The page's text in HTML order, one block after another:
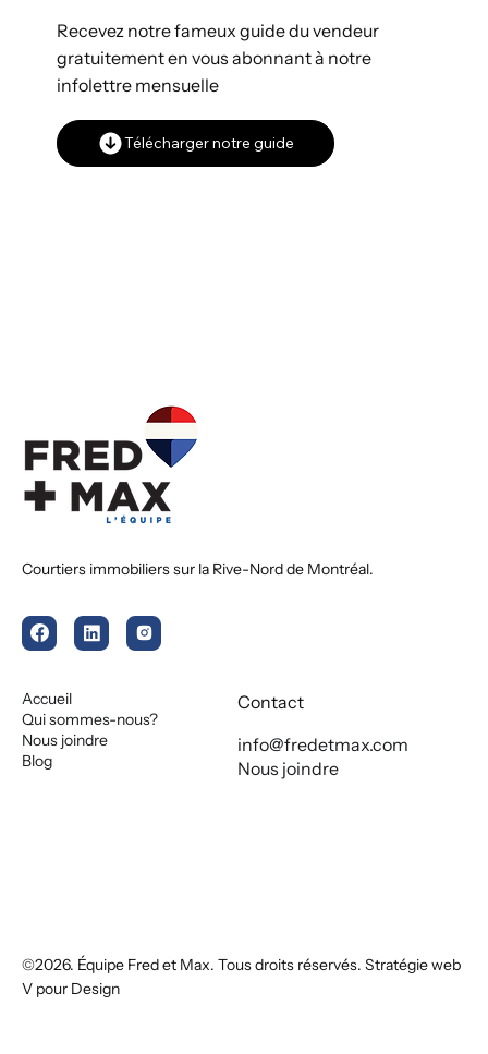
Recevez notre fameux guide du vendeur
gratuitement en vous abonnant à notre
infolettre mensuelle
Télécharger notre guide
Courtiers immobiliers sur la Rive-Nord de Montréal.
Contact
info@fredetmax.com
Nous joindre
Accueil
Qui sommes-nous?
Nous joindre
Blog
©2026. Équipe Fred et Max. Tous droits réservés. Stratégie web
V pour Design